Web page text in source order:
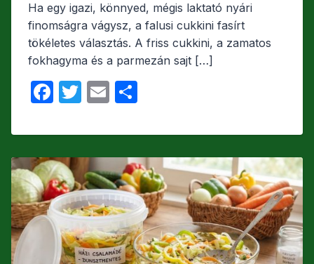
c
e
b
o
o
k
itt
er
ail s
z
a
g
Ha egy igazi, könnyed, mégis laktató nyári
finomságra vágysz, a falusi cukkini fasírt
tökéletes választás. A friss cukkini, a zamatos
fokhagyma és a parmezán sajt […]
F
c
e
b
o
o
k
T
itt
er
E
ail s
z
a
m
e
g